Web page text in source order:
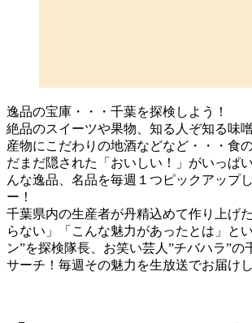
逸品の宝庫・・・千葉を探検しよう！
絶品のスイーツや果物、知る人ぞ知る味
産物にこだわりの地酒などなど・・・食
だまだ隠された「おいしい！」がいっぱ
んな逸品、名品を毎週１つピックアップ
ー！
千葉県内の生産者が丹精込めて作り上げ
らない」「こんな魅力があったとは」と
ン”を探検隊長、お笑い芸人”チバハラ”の
サーチ！毎週その魅力を生放送でお届け